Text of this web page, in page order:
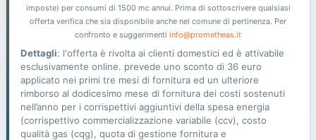
imposte) per consumi di 1500 mc annui. Prima di sottoscrivere qualsiasi
offerta verifica che sia disponibile anche nel comune di pertinenza. Per
confronto e suggerimenti info@prometheas.it
Dettagli: l'offerta è rivolta ai clienti domestici ed è attivabile
esclusivamente online. prevede uno sconto di 36 euro
applicato nei primi tre mesi di fornitura ed un ulteriore
rimborso al dodicesimo mese di fornitura dei costi sostenuti
nell’anno per i corrispettivi aggiuntivi della spesa energia
(corrispettivo commercializzazione variabile (ccv), costo
qualità gas (cqg), quota di gestione fornitura e